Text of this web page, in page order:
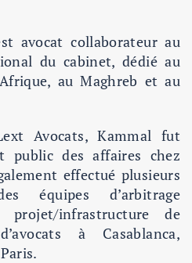
avocat collaborateur au
du cabinet, dédié au
au Maghreb et au
Avocats, Kammal fut
public des affaires chez
effectué plusieurs
équipes d’arbitrage
infrastructure de
à Casablanca,